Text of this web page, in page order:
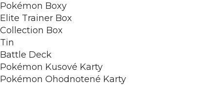
Pokémon Boxy
Elite Trainer Box
Collection Box
Tin
Battle Deck
Pokémon Kusové Karty
Pokémon Ohodnotené Karty